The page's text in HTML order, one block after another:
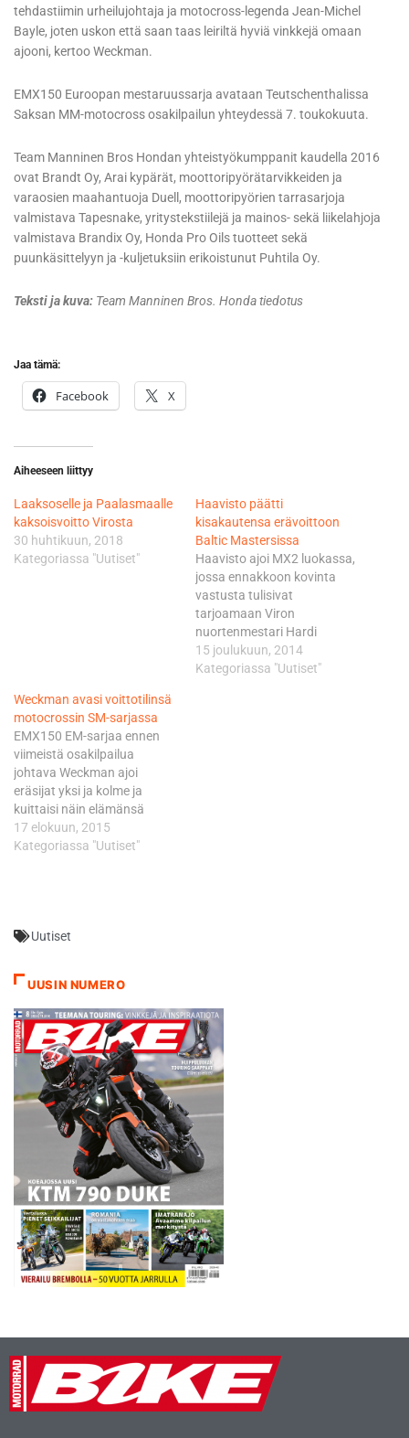
tehdastiimin urheilujohtaja ja motocross-legenda Jean-Michel
Bayle, joten uskon että saan taas leiriltä hyviä vinkkejä omaan
ajooni, kertoo Weckman.
EMX150 Euroopan mestaruussarja avataan Teutschenthalissa
Saksan MM-motocross osakilpailun yhteydessä 7. toukokuuta.
Team Manninen Bros Hondan yhteistyökumppanit kaudella 2016
ovat Brandt Oy, Arai kypärät, moottoripyörätarvikkeiden ja
varaosien maahantuoja Duell, moottoripyörien tarrasarjoja
valmistava Tapesnake, yritystekstiilejä ja mainos- sekä liikelahjoja
valmistava Brandix Oy, Honda Pro Oils tuotteet sekä
puunkäsittelyyn ja -kuljetuksiin erikoistunut Puhtila Oy.
Teksti ja kuva: Team Manninen Bros. Honda tiedotus
Jaa tämä:
Facebook X
Aiheeseen liittyy
Laaksoselle ja Paalasmaalle
kaksoisvoitto Virosta
30 huhtikuun, 2018
Kategoriassa "Uutiset"
Haavisto päätti
kisakautensa erävoittoon
Baltic Mastersissa
Haavisto ajoi MX2 luokassa,
jossa ennakkoon kovinta
vastusta tulisivat
tarjoamaan Viron
nuortenmestari Hardi
Roosiorg ja 125 luokan EM-
sarjassakin nähty Jan
15 joulukuun, 2014
Kategoriassa "Uutiset"
Weckman avasi voittotilinsä
motocrossin SM-sarjassa
EMX150 EM-sarjaa ennen
viimeistä osakilpailua
johtava Weckman ajoi
eräsijat yksi ja kolme ja
kuittaisi näin elämänsä
ensimmäisen SM-
kokonaiskilpailun voiton.
Ensimmäisessä erässä
ja kun pari kaveria kaatui
edestä pääsin helposti
kärkeen. Puolessa välissä
erää ajoin sitten ehkä liiankin
rauhassa, enkä…
17 elokuun, 2015
Kategoriassa "Uutiset"
Uutiset
UUSIN NUMERO